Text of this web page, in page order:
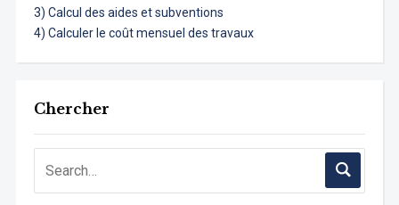
3) Calcul des aides et subventions
4) Calculer le coût mensuel des travaux
Chercher